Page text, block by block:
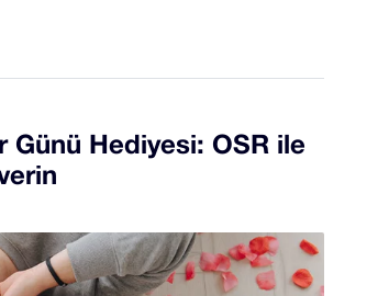
Hediyesi: OSR ile